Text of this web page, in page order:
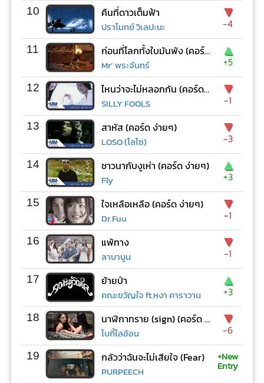
10 คืนที่ดาวเต็มฟ้า
ปราโมทย์ วิเลปะนะ
▼
-4
11 ก่อนที่โลกทั้งใบมันพัง (คอร์ด ง่ายๆ)
Mr’ พระจันทร์
▲
+5
12 ไหนว่าจะไม่หลอกกัน (คอร์ด ง่ายๆ)
SILLY FOOLS
▼
-1
13 สาหัส (คอร์ด ง่ายๆ)
LOSO (โลโซ)
▼
-3
14 ชาวนากับงูเห่า (คอร์ด ง่ายๆ)
Fly
▲
+3
15 ใจเหลือเหลือ (คอร์ด ง่ายๆ)
Dr.Fuu
▼
-1
16 แพ้ทาง
ลาบานูน
▼
-1
17 ย้ายป่า
คณะขวัญใจ ft.หงา คาราวาน
▲
+3
18 นาฬิกาทราย (sign) (คอร์ด ง่ายๆ)
โบกี้ไลอ้อน
▼
-6
19 กลัวว่าฉันจะไม่เสียใจ (Fear)
PURPEECH
+New
Entry